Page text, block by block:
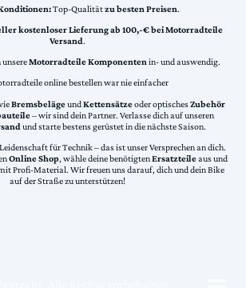
Top-Qualitätzu besten Preisen.
kostenloser Lieferung ab 100,-€ bei Motorradteile
Versand.
Motorradteile Komponentenin- und auswendig.
online bestellen war nie einfacher
BremsbelägeundKettensätzeoder optischesZubehör
– wir sind dein Partner. Verlasse dich auf unseren
und starte bestens gerüstet in die nächste Saison.
für Technik – das ist unser Versprechen an dich.
Online Shop, wähle deine benötigtenErsatzteileaus und
Profi-Material. Wir freuen uns darauf, dich und dein Bike
auf der Straße zu unterstützen!